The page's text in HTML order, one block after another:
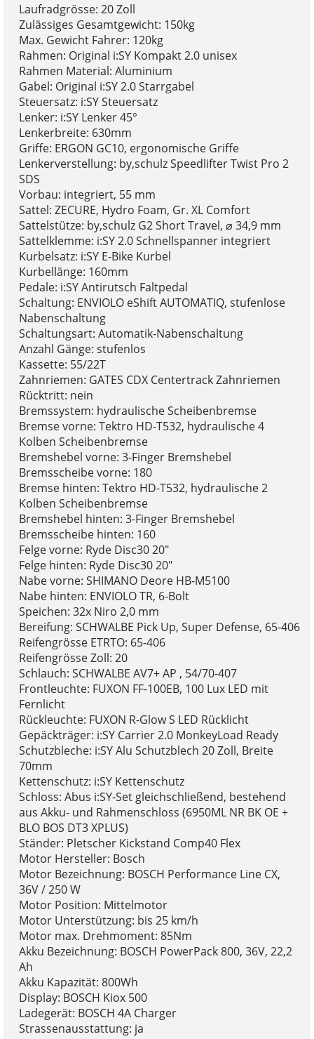
Laufradgrösse: 20 Zoll
Zulässiges Gesamtgewicht: 150kg
Max. Gewicht Fahrer: 120kg
Rahmen: Original i:SY Kompakt 2.0 unisex
Rahmen Material: Aluminium
Gabel: Original i:SY 2.0 Starrgabel
Steuersatz: i:SY Steuersatz
Lenker: i:SY Lenker 45°
Lenkerbreite: 630mm
Griffe: ERGON GC10, ergonomische Griffe
Lenkerverstellung: by,schulz Speedlifter Twist Pro 2
SDS
Vorbau: integriert, 55 mm
Sattel: ZECURE, Hydro Foam, Gr. XL Comfort
Sattelstütze: by,schulz G2 Short Travel, ⌀ 34,9 mm
Sattelklemme: i:SY 2.0 Schnellspanner integriert
Kurbelsatz: i:SY E-Bike Kurbel
Kurbellänge: 160mm
Pedale: i:SY Antirutsch Faltpedal
Schaltung: ENVIOLO eShift AUTOMATIQ, stufenlose
Nabenschaltung
Schaltungsart: Automatik-Nabenschaltung
Anzahl Gänge: stufenlos
Kassette: 55/22T
Zahnriemen: GATES CDX Centertrack Zahnriemen
Rücktritt: nein
Bremssystem: hydraulische Scheibenbremse
Bremse vorne: Tektro HD-T532, hydraulische 4
Kolben Scheibenbremse
Bremshebel vorne: 3-Finger Bremshebel
Bremsscheibe vorne: 180
Bremse hinten: Tektro HD-T532, hydraulische 2
Kolben Scheibenbremse
Bremshebel hinten: 3-Finger Bremshebel
Bremsscheibe hinten: 160
Felge vorne: Ryde Disc30 20"
Felge hinten: Ryde Disc30 20"
Nabe vorne: SHIMANO Deore HB-M5100
Nabe hinten: ENVIOLO TR, 6-Bolt
Speichen: 32x Niro 2,0 mm
Bereifung: SCHWALBE Pick Up, Super Defense, 65-406
Reifengrösse ETRTO: 65-406
Reifengrösse Zoll: 20
Schlauch: SCHWALBE AV7+ AP , 54/70-407
Frontleuchte: FUXON FF-100EB, 100 Lux LED mit
Fernlicht
Rückleuchte: FUXON R-Glow S LED Rücklicht
Gepäckträger: i:SY Carrier 2.0 MonkeyLoad Ready
Schutzbleche: i:SY Alu Schutzblech 20 Zoll, Breite
70mm
Kettenschutz: i:SY Kettenschutz
Schloss: Abus i:SY-Set gleichschließend, bestehend
aus Akku- und Rahmenschloss (6950ML NR BK OE +
BLO BOS DT3 XPLUS)
Ständer: Pletscher Kickstand Comp40 Flex
Motor Hersteller: Bosch
Motor Bezeichnung: BOSCH Performance Line CX,
36V / 250 W
Motor Position: Mittelmotor
Motor Unterstützung: bis 25 km/h
Motor max. Drehmoment: 85Nm
Akku Bezeichnung: BOSCH PowerPack 800, 36V, 22,2
Ah
Akku Kapazität: 800Wh
Display: BOSCH Kiox 500
Ladegerät: BOSCH 4A Charger
Strassenausstattung: ja